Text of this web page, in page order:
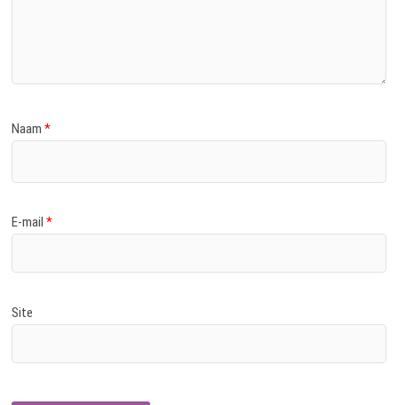
Naam*
E-mail*
Site